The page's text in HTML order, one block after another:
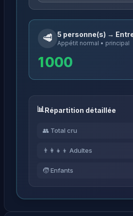
🥩 5 personne(s) →
Appétit normal • principal
1 000
Répartition détaillée
👥 Total cru
👨‍👩‍👧‍👦 Adultes
🧒 Enfants